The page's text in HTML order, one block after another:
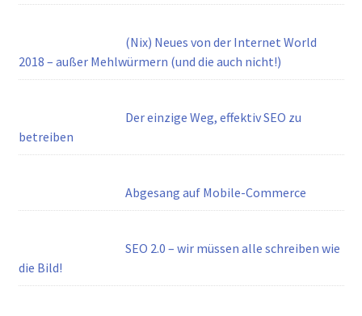
(Nix) Neues von der Internet World
2018 – außer Mehlwürmern (und die auch nicht!)
Der einzige Weg, effektiv SEO zu
betreiben
Abgesang auf Mobile-Commerce
SEO 2.0 – wir müssen alle schreiben wie
die Bild!